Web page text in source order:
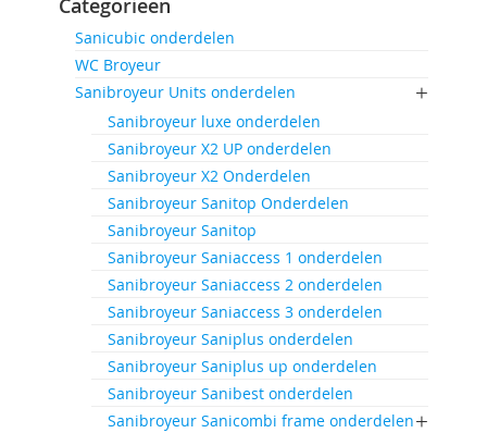
Categorieën
Sanicubic onderdelen
WC Broyeur
Sanibroyeur Units onderdelen
Sanibroyeur luxe onderdelen
Sanibroyeur X2 UP onderdelen
Sanibroyeur X2 Onderdelen
Sanibroyeur Sanitop Onderdelen
Sanibroyeur Sanitop
Sanibroyeur Saniaccess 1 onderdelen
Sanibroyeur Saniaccess 2 onderdelen
Sanibroyeur Saniaccess 3 onderdelen
Sanibroyeur Saniplus onderdelen
Sanibroyeur Saniplus up onderdelen
Sanibroyeur Sanibest onderdelen
Sanibroyeur Sanicombi frame onderdelen